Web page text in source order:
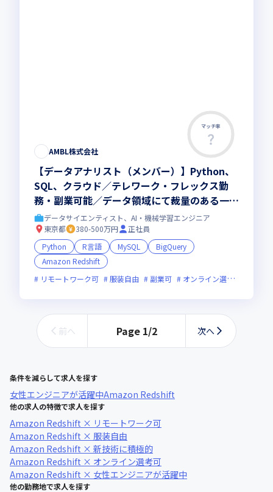
マッチ率
AMBL株式会社
【データアナリスト（メンバー）】Python、
SQL、クラウド／テレワーク・フレックス勤
務・副業可能／データ領域にて裁量のある一貫
した業務をお任せ！
データサイエンティスト、AI・機械学習エンジニア
東京都
380-500万円
正社員
Python
R言語 MySQL
BigQuery
Amazon Redshift
リモートワーク可
服装自由 副業可 オンライン選考可
前へ Page 1/2 次へ
条件を減らして求人を探す
女性エンジニアが活躍中Amazon Redshift
他の求人の特徴で求人を探す
Amazon Redshift × リモートワーク可
Amazon Redshift × 服装自由
Amazon Redshift × 新技術に積極的
Amazon Redshift × オンライン選考可
Amazon Redshift × 女性エンジニアが活躍中
他の勤務地で求人を探す